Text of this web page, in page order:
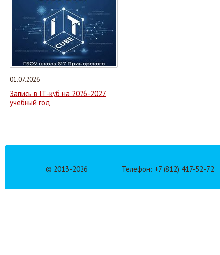
01.07.2026
Запись в IT-куб на 2026-2027
учебный год
© 2013-2026 Телефон: +7 (812) 417-52-72